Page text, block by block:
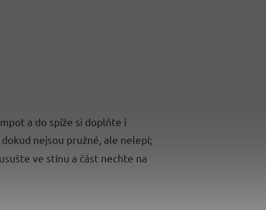
a do spíže si doplňte i
nejsou pružné, ale nelepí;
ve stínu a část nechte na